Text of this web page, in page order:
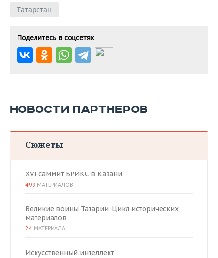
Татарстан
Поделитесь в соцсетях
НОВОСТИ ПАРТНЕРОВ
Сюжеты
XVI саммит БРИКС в Казани
499 МАТЕРИАЛОВ
Великие воины Татарии. Цикл исторических
материалов
24 МАТЕРИАЛА
Искусственный интеллект